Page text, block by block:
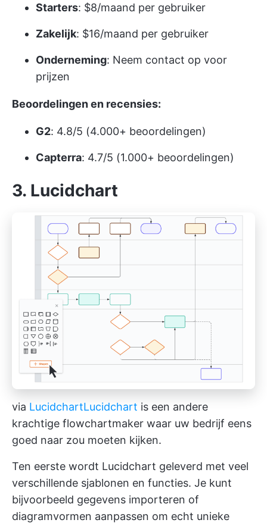
Starters: $8/maand per gebruiker
Zakelijk: $16/maand per gebruiker
Onderneming: Neem contact op voor
prijzen
Beoordelingen en recensies:
G2: 4.8/5 (4.000+ beoordelingen)
Capterra: 4.7/5 (1.000+ beoordelingen)
3. Lucidchart
via LucidchartLucidchart is een andere
krachtige flowchartmaker waar uw bedrijf eens
goed naar zou moeten kijken.
Ten eerste wordt Lucidchart geleverd met veel
verschillende sjablonen en functies. Je kunt
bijvoorbeeld gegevens importeren of
diagramvormen aanpassen om echt unieke